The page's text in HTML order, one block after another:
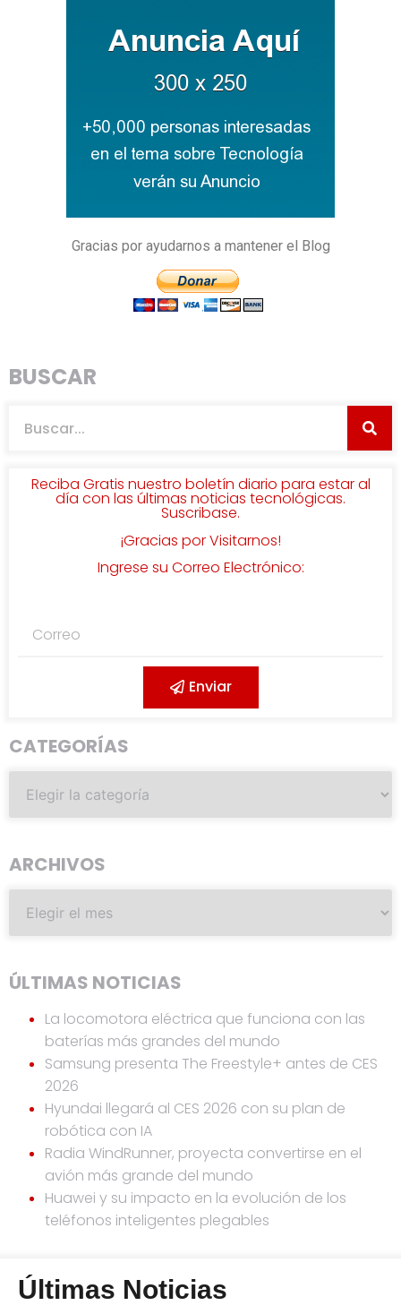
Gracias por ayudarnos a mantener el Blog
BUSCAR
Reciba Gratis nuestro boletín diario para estar al
día con las últimas noticias tecnológicas.
Suscribase.
¡Gracias por Visitarnos!
Ingrese su Correo Electrónico:
Enviar
CATEGORÍAS
ARCHIVOS
ÚLTIMAS NOTICIAS
La locomotora eléctrica que funciona con las
baterías más grandes del mundo
Samsung presenta The Freestyle+ antes de CES
2026
Hyundai llegará al CES 2026 con su plan de
robótica con IA
Radia WindRunner, proyecta convertirse en el
avión más grande del mundo
Huawei y su impacto en la evolución de los
teléfonos inteligentes plegables
Últimas Noticias